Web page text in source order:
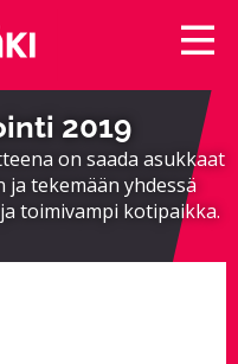
2019
on saada asukkaat
tekemään yhdessä
toimivampi kotipaikka.